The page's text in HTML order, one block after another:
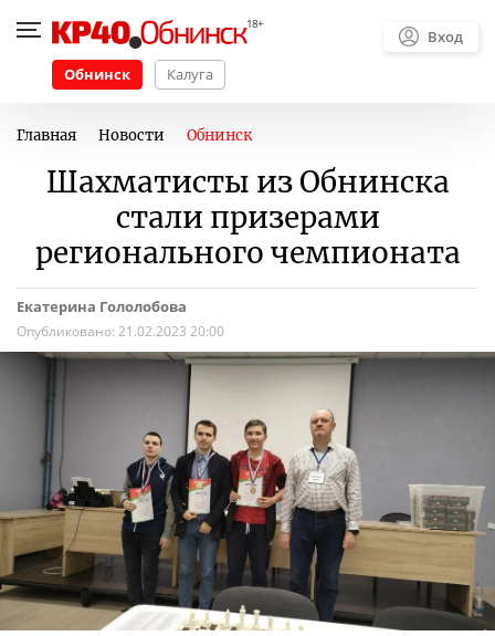
Обнинск Калуга
Вход
Главная Новости Обнинск
Шахматисты из Обнинска
стали призерами
регионального чемпионата
Екатерина Гололобова
Опубликовано: 21.02.2023 20:00